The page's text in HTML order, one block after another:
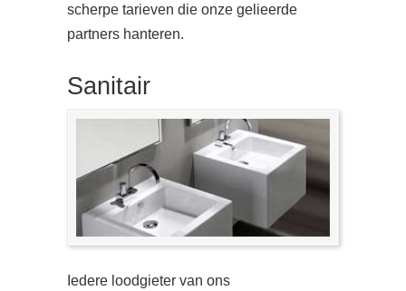
scherpe tarieven die onze gelieerde
partners hanteren.
Sanitair
Iedere loodgieter van ons